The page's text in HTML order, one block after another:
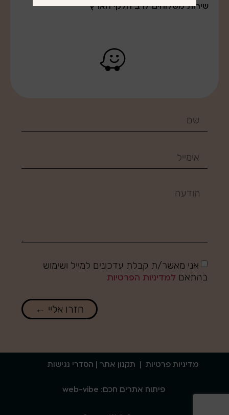
שירות משלוחים לרב חלקי הארץ
אני מאשר/ת קבלת עדכונים למייל ושימוש
בהתאם למדיניות הפרטיות
חזרו אליי ←
מדיניות פרטיות | תקנון אתר | הסדרי נגישות
פיתוח אתרים חכם: web-vibe